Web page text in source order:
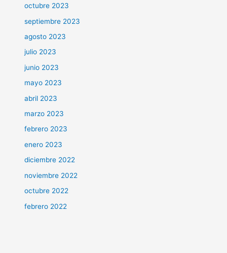
octubre 2023
septiembre 2023
agosto 2023
julio 2023
junio 2023
mayo 2023
abril 2023
marzo 2023
febrero 2023
enero 2023
diciembre 2022
noviembre 2022
octubre 2022
febrero 2022